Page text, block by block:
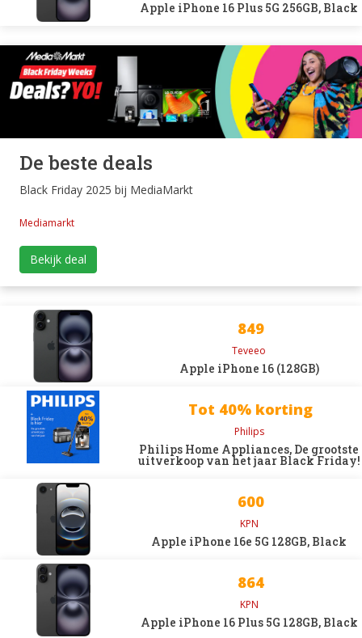
Apple iPhone 16 Plus 5G 256GB, Black
De beste deals
Black Friday 2025 bij MediaMarkt
Mediamarkt
Bekijk deal
849
Teveeo
Apple iPhone 16 (128GB)
Tot 40% korting
Philips
Philips Home Appliances, De grootste
uitverkoop van het jaar Black Friday!
600
KPN
Apple iPhone 16e 5G 128GB, Black
864
KPN
Apple iPhone 16 Plus 5G 128GB, Black